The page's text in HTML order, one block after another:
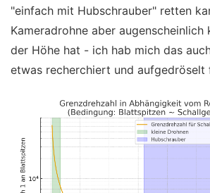
"einfach mit Hubschrauber" retten
Kameradrohne aber augenscheinlich
der Höhe hat - ich hab mich das
etwas recherchiert und aufgedröselt